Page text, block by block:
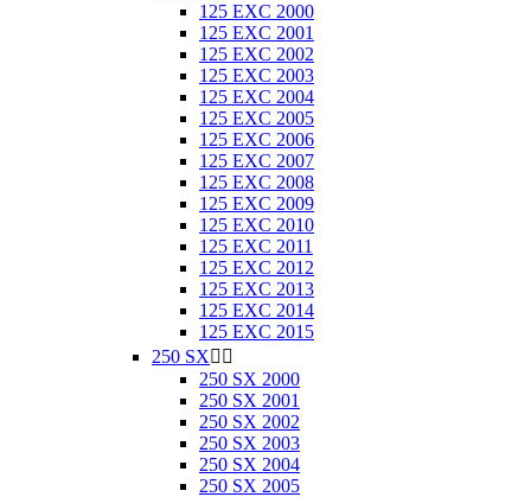
125 EXC 2000
125 EXC 2001
125 EXC 2002
125 EXC 2003
125 EXC 2004
125 EXC 2005
125 EXC 2006
125 EXC 2007
125 EXC 2008
125 EXC 2009
125 EXC 2010
125 EXC 2011
125 EXC 2012
125 EXC 2013
125 EXC 2014
125 EXC 2015
250 SX 
250 SX 2000
250 SX 2001
250 SX 2002
250 SX 2003
250 SX 2004
250 SX 2005